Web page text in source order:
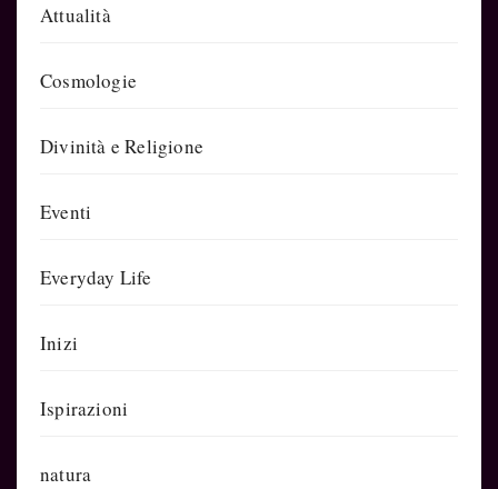
Attualità
Cosmologie
Divinità e Religione
Eventi
Everyday Life
Inizi
Ispirazioni
natura